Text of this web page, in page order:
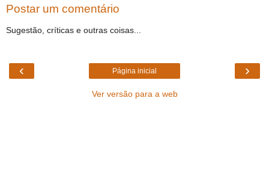
Postar um comentário
Sugestão, críticas e outras coisas...
‹ ›
Página inicial
Ver versão para a web